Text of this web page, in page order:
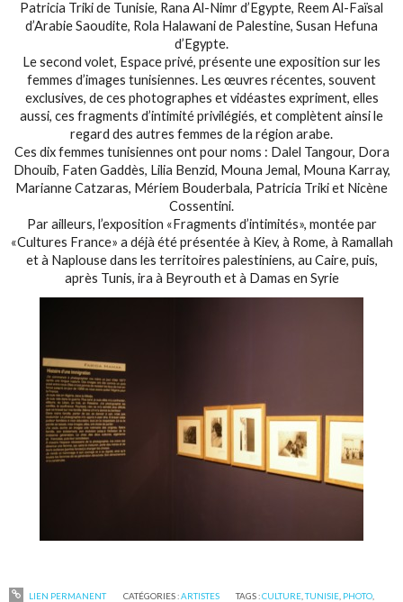
Patricia Triki de Tunisie, Rana Al-Nimr d’Egypte, Reem Al-Faïsal
d’Arabie Saoudite, Rola Halawani de Palestine, Susan Hefuna
d’Egypte.
Le second volet, Espace privé, présente une exposition sur les
femmes d’images tunisiennes. Les œuvres récentes, souvent
exclusives, de ces photographes et vidéastes expriment, elles
aussi, ces fragments d’intimité privilégiés, et complètent ainsi le
regard des autres femmes de la région arabe.
Ces dix femmes tunisiennes ont pour noms : Dalel Tangour, Dora
Dhouib, Faten Gaddès, Lilia Benzid, Mouna Jemal, Mouna Karray,
Marianne Catzaras, Mériem Bouderbala, Patricia Triki et Nicène
Cossentini.
Par ailleurs, l’exposition «Fragments d’intimités», montée par
«Cultures France» a déjà été présentée à Kiev, à Rome, à Ramallah
et à Naplouse dans les territoires palestiniens, au Caire, puis,
après Tunis, ira à Beyrouth et à Damas en Syrie
LIEN PERMANENT CATÉGORIES :ARTISTES TAGS :CULTURE,TUNISIE, PHOTO,